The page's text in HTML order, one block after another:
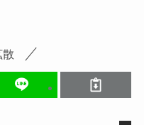
散